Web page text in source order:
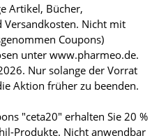
Artikel, Bücher,
Versandkosten. Nicht mit
Coupons)
unter www.pharmeo.de.
Nur solange der Vorrat
Aktion früher zu beenden.
"ceta20" erhalten Sie 20 %
Produkte. Nicht anwendbar